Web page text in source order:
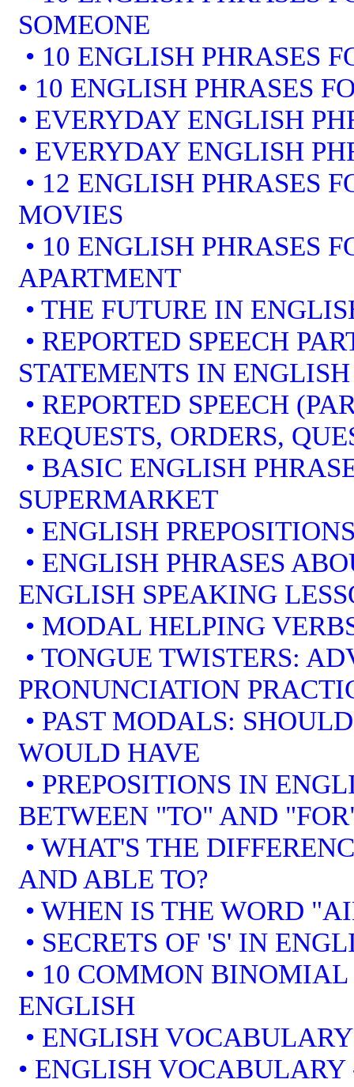
SOMEONE
• 10 ENGLISH PHRASES
• 10 ENGLISH PHRASES
• EVERYDAY ENGLISH
• EVERYDAY ENGLISH
• 12 ENGLISH PHRASES
MOVIES
• 10 ENGLISH PHRASES
APARTMENT
• THE FUTURE IN
• REPORTED SPEECH
STATEMENTS IN ENGLISH
• REPORTED SPEECH
REQUESTS, ORDERS,
• BASIC ENGLISH
SUPERMARKET
• ENGLISH
• ENGLISH PHRASES
ENGLISH SPEAKING
• MODAL HELPING
• TONGUE TWISTERS:
PRONUNCIATION
• PAST MODALS:
WOULD HAVE
• PREPOSITIONS IN
BETWEEN "TO" AND
• WHAT'S THE
AND ABLE TO?
• WHEN IS THE WORD
• SECRETS OF 'S' IN
• 10 COMMON BINOMIAL
ENGLISH
• ENGLISH
• ENGLISH